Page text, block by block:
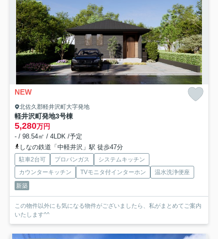
NEW
北佐久郡軽井沢町大字発地
軽井沢町発地3号棟
5,280万円
- / 98.54㎡ / 4LDK /予定
しなの鉄道「中軽井沢」駅 徒歩47分
駐車2台可 プロパンガス
システムキッチン
カウンターキッチン
TVモニタ付インターホン
温水洗浄便座
新築
この物件以外にも気になる物件がございましたら、私がまとめてご案内
いたします^^